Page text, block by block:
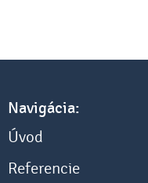
Navigácia:
Úvod
Referencie